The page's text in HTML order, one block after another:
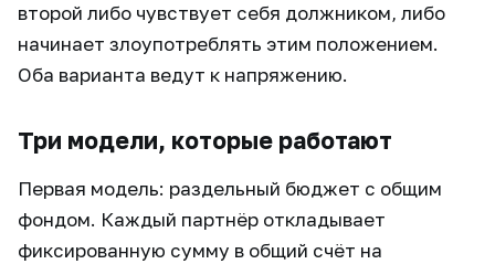
второй либо чувствует себя должником, либо
начинает злоупотреблять этим положением.
Оба варианта ведут к напряжению.
Три модели, которые работают
Первая модель: раздельный бюджет с общим
фондом. Каждый партнёр откладывает
фиксированную сумму в общий счёт на